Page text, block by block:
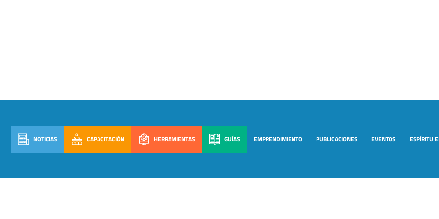
NOTICIAS CAPACITACIÓN HERRAMIENTAS GUÍAS EMPRENDIMIENTO PUBLICACIONES EVENTOS ESPÍRITU